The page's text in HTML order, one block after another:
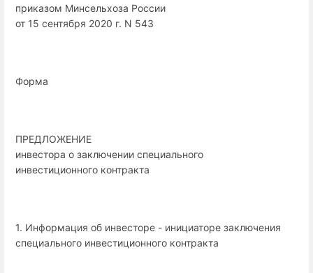
приказом Минсельхоза России
от 15 сентября 2020 г. N 543
Форма
ПРЕДЛОЖЕНИЕ
инвестора о заключении специального
инвестиционного контракта
1. Информация об инвесторе - инициаторе заключения
специального инвестиционного контракта